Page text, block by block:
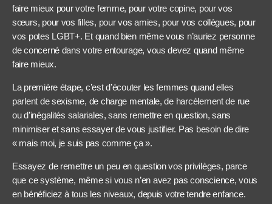
faire mieux pour votre femme, pour votre copine, pour vos
sœurs, pour vos filles, pour vos amies, pour vos collègues, pour
vos potes LGBT+. Et quand bien même vous n’auriez personne
de concerné dans votre entourage, vous devez quand même
faire mieux.
La première étape, c’est d’écouter les femmes quand elles
parlent de sexisme, de charge mentale, de harcèlement de rue
ou d’inégalités salariales, sans remettre en question, sans
minimiser et sans essayer de vous justifier. Pas besoin de dire
« mais moi, je suis pas comme ça ».
Essayez de remettre un peu en question vos privilèges, parce
que ce système, même si vous n’en avez pas conscience, vous
en bénéficiez à tous les niveaux, depuis votre tendre enfance.